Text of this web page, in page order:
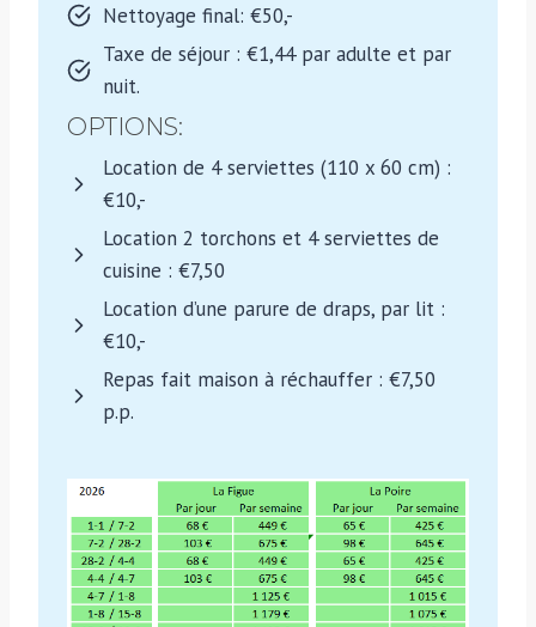
Nettoyage final: €50,-
Taxe de séjour : €1,44 par adulte et par
nuit.
OPTIONS:
Location de 4 serviettes (110 x 60 cm) :
€10,-
Location 2 torchons et 4 serviettes de
cuisine : €7,50
Location d’une parure de draps, par lit :
€10,-
Repas fait maison à réchauffer : €7,50
p.p.